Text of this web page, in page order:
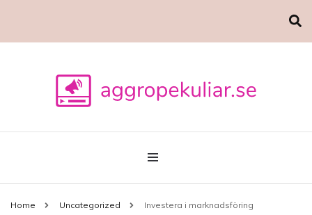
aggropekuliar.se
Home Uncategorized Investera i marknadsföring